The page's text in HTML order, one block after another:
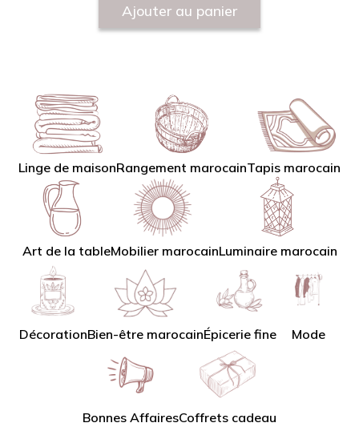
Ajouter au panier
Linge de maisonRangement marocainTapis marocain
Art de la tableMobilier marocainLuminaire marocain
DécorationBien-être marocainÉpicerie fine Mode
Bonnes AffairesCoffrets cadeau